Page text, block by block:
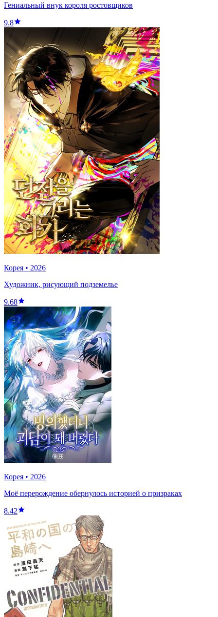
Гениальный внук короля ростовщиков
9.8
Корея • 2026
Художник, рисующий подземелье
9.68
Корея • 2026
Моё перерождение обернулось историей о призраках
8.42